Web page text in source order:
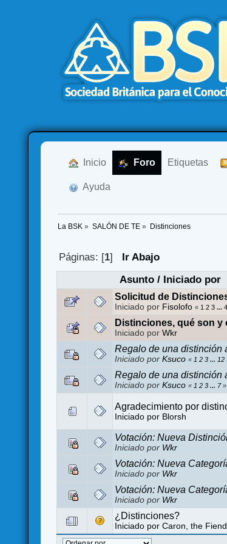
Inicio Foro Etiquetas
Ayuda
La BSK » SALÓN DE TE » Distinciones
Páginas: [1]
Ir Abajo
Asunto/ Iniciado por
Solicitud de
Iniciado por Fisolofo « 1 2 3 ...
Distinciones, qué son y
Iniciado porWkr
Regalo de una distinción
Iniciado porKsuco « 1 2 3 ... 12
Regalo de una distinción
Iniciado porKsuco « 1 2 3 ... 7»
Agradecimiento por
Iniciado por Blorsh
Votación: Nueva
Iniciado por Wkr
Votación: Nueva
Iniciado por Wkr
Votación: Nueva
Iniciado por Wkr
¿Distinciones?
Iniciado porCaron, the Fiend